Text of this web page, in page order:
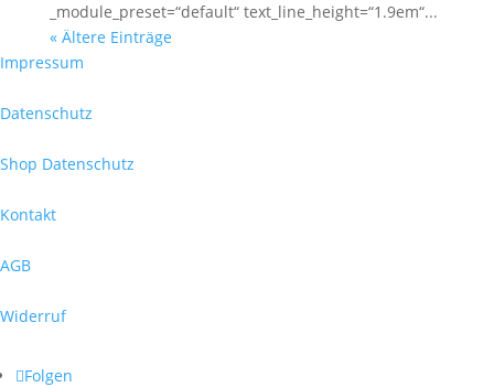
_module_preset=“default“ text_line_height=“1.9em“...
« Ältere Einträge
Impressum
Datenschutz
Shop Datenschutz
Kontakt
AGB
Widerruf
Folgen